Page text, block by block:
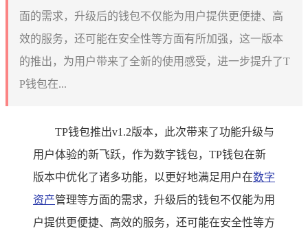
面的需求，升级后的钱包不仅能为用户提供更便捷、高
效的服务，还可能在安全性等方面有所加强，这一版本
的推出，为用户带来了全新的使用感受，进一步提升了T
P钱包在...
TP钱包推出v1.2版本，此次带来了功能升级与
用户体验的新飞跃，作为数字钱包，TP钱包在新
版本中优化了诸多功能，以更好地满足用户在数字
资产管理等方面的需求，升级后的钱包不仅能为用
户提供更便捷、高效的服务，还可能在安全性等方